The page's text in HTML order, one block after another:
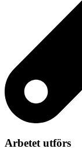
Arbetet utförs